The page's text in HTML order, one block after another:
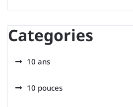
Categories
10 ans
10 pouces